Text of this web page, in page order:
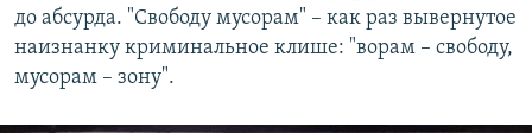
до абсурда. "Свободу мусорам" – как раз вывернутое
наизнанку криминальное клише: "ворам – свободу,
мусорам – зону".